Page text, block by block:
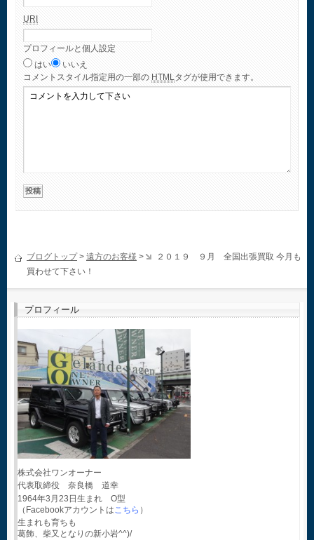
URI
プロフィールと個人設定
はい
いいえ
コメント スタイル指定用の一部の HTML タグが使用できます。
ブログトップ> 遠方のお客様 >
２０１９ ９月 全国出張買取 今月も
買わせて下さい！
プロフィール
株式会社ワンオーナー
代表取締役 奈良橋 道幸
1964年3月23日生まれ O型
（Facebookアカウントは こちら ）
生まれも育ちも
葛飾、柴又となりの新小岩^^)/